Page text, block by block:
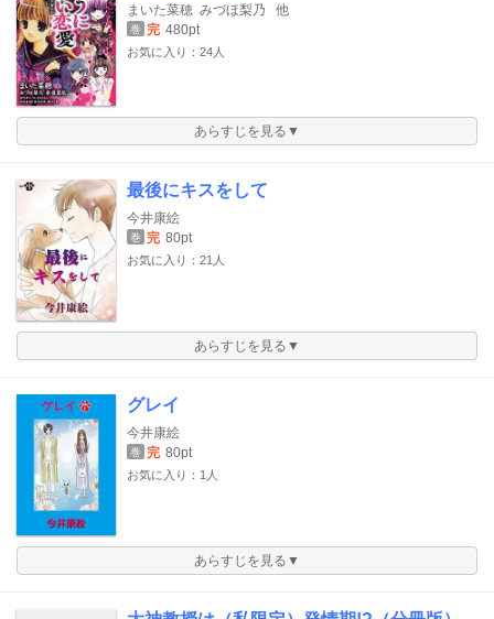
まいた菜穂 みづほ梨乃 他
巻 完 480pt
お気に入り：24人
あらすじを見る▼
最後にキスをして
今井康絵
巻 完 80pt
お気に入り：21人
あらすじを見る▼
グレイ
今井康絵
巻 完 80pt
お気に入り：1人
あらすじを見る▼